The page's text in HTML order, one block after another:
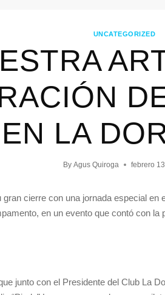
UNCATEGORIZED
EN LA
By Agus Quiroga febrero
cierre con una jornada especial en
en un evento que contó con
junto con el Presidente del Club La